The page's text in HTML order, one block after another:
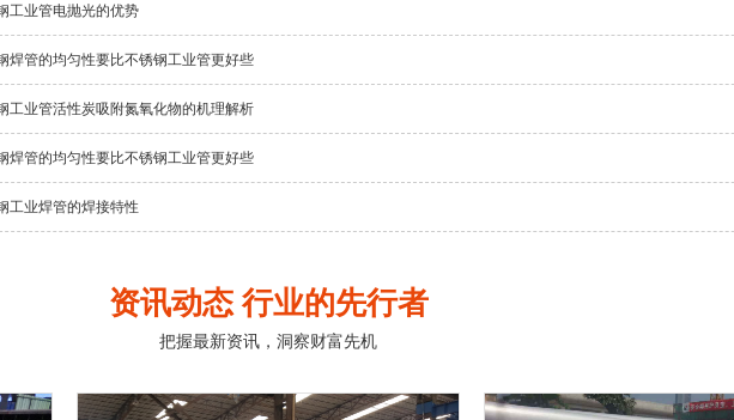
工业管电抛光的优势
焊管的均匀性要比不锈钢工业管更好些
工业管活性炭吸附氮氧化物的机理解析
焊管的均匀性要比不锈钢工业管更好些
工业焊管的焊接特性
资讯动态 行业的先行者
把握最新资讯，洞察财富先机